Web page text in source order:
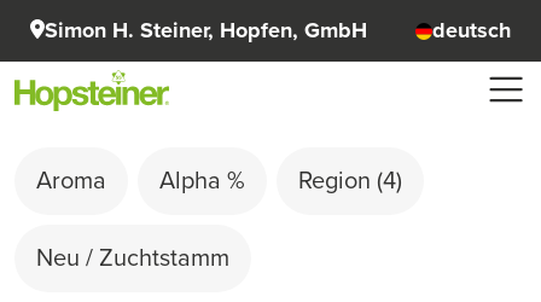
Simon H. Steiner, Hopfen, GmbH deutsch
Aroma Alpha % Region (4)
Neu / Zuchtstamm